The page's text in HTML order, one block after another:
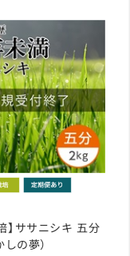
】ササニシキ 五分
の夢）